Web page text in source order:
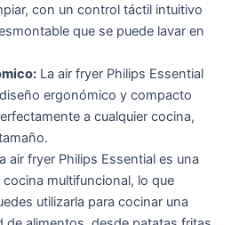
con un control táctil intuitivo
que se puede lavar en
La air fryer Philips Essential
ergonómico y compacto
a cualquier cocina,
air fryer Philips Essential es una
multifuncional, lo que
utilizarla para cocinar una